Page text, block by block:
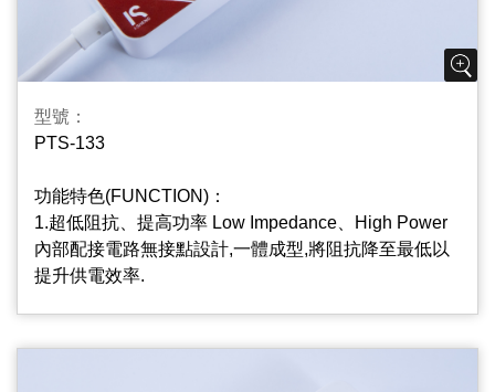
型號：
PTS-133
功能特色(FUNCTION)：
1.超低阻抗、提高功率 Low Impedance、High Power
內部配接電路無接點設計,一體成型,將阻抗降至最低以
提升供電效率.
Outlets Body